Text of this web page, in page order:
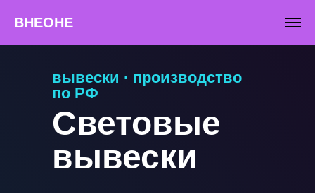
ВНЕОНЕ
Световые
вывески
вывески · производство
по РФ